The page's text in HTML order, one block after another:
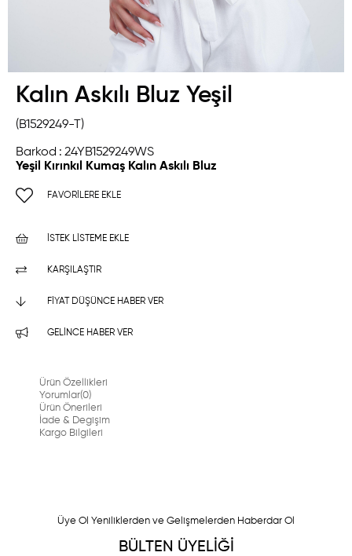
Kalın Askılı Bluz Yeşil
(B1529249-T)
Barkod : 24YB1529249WS
Yeşil Kırınkıl Kumaş Kalın Askılı Bluz
FAVORILERE EKLE
İSTEK LISTEME EKLE
KARŞILAŞTIR
FIYAT DÜŞÜNCE HABER VER
GELINCE HABER VER
Ürün Özellikleri
Yorumlar(0)
Ürün Önerileri
İade & Degişim
Kargo Bilgileri
Üye Ol Yeniliklerden ve Gelişmelerden Haberdar Ol
BÜLTEN ÜYELİĞİ